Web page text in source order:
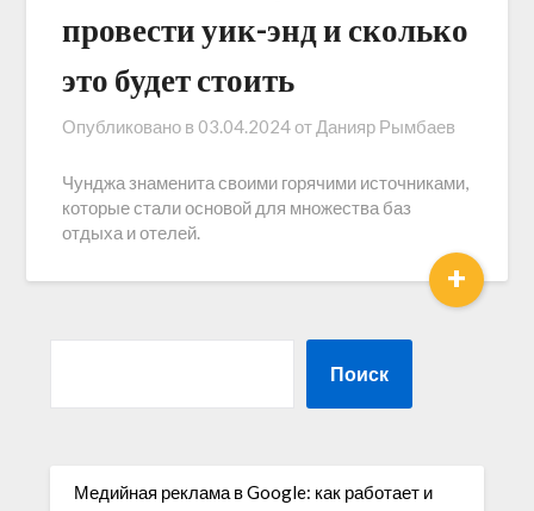
провести уик-энд и сколько
это будет стоить
Опубликовано в 03.04.2024от Данияр Рымбаев
Чунджа знаменита своими горячими источниками,
которые стали основой для множества баз
отдыха и отелей.
+
Поиск
Медийная реклама в Google: как работает и